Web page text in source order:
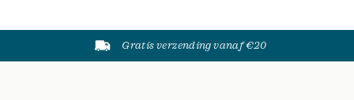
Gratis verzending vanaf €20